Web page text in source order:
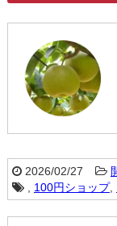
2026/02/27
, 100円ショップ,